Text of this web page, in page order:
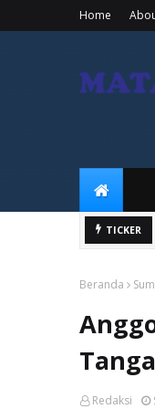
Home
TICKER
Beranda
Redaksi